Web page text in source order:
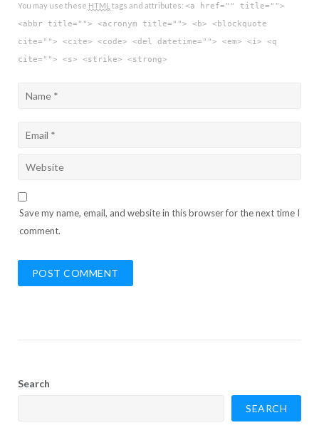
You may use these HTML tags and attributes: <a href="" title="">
<abbr title=""> <acronym title=""> <b> <blockquote
cite=""> <cite> <code> <del datetime=""> <em> <i> <q
cite=""> <s> <strike> <strong>
Save my name, email, and website in this browser for the next time I
comment.
Search
SEARCH